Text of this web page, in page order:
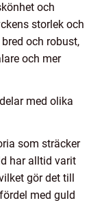
och
storlek och
och robust,
och mer
med olika
som sträcker
har alltid varit
gör det till
med guld